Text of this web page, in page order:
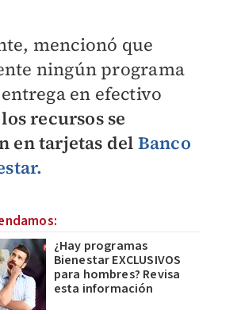
mencionó que
ningún programa
en efectivo
los recursos se
en tarjetas del Banco
¿Hay programas
Bienestar EXCLUSIVOS
para hombres? Revisa
esta información